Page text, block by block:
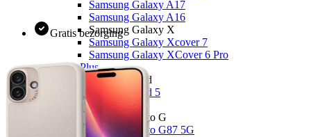
Samsung Galaxy A17
Samsung Galaxy A16
Samsung Galaxy X
Samsung Galaxy Xcover 7
Samsung Galaxy XCover 6 Pro
OnePlus
OnePlus Nord
OnePlus Nord 5
Motorola
Motorola Moto G
Motorola Moto G87 5G
Gratis bezorging